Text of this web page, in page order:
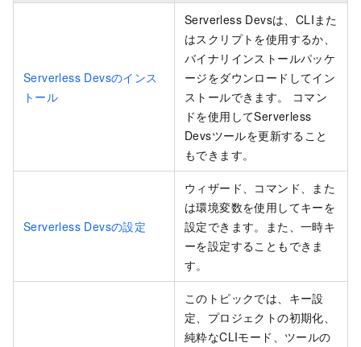
Serverless Devsのインス
トール
Serverless Devsは、CLIまた
はスクリプトを使用するか、
バイナリインストールパッケ
ージをダウンロードしてイン
ストールできます。 コマン
ドを使用してServerless
Devsツールを更新すること
もできます。
Serverless Devsの設定
ウィザード、コマンド、また
は環境変数を使用してキーを
設定できます。また、一時キ
ーを設定することもできま
す。
このトピックでは、キー設
定、プロジェクトの初期化、
純粋なCLIモード、ツールの